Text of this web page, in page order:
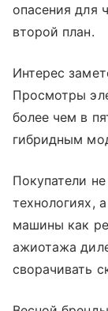
опасения для
второй план.
Интерес
Просмотры
более чем в
гибридным
Покупатели
технологиях,
машины как
ажиотажа
сворачивать